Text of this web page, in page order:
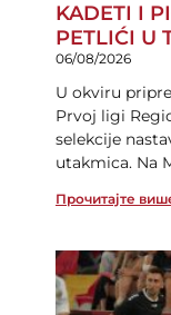
KADETI I
PETLIĆI U
06/08/2026
U okviru
Prvoj ligi
selekcije
utakmica. Na
Прочитајте